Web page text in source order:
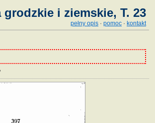
grodzkie i ziemskie, T. 23
pełny opis · pomoc · kontakt